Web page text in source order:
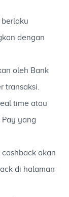
dengan
oleh Bank
transaksi.
time atau
Pay yang
akan
di halaman